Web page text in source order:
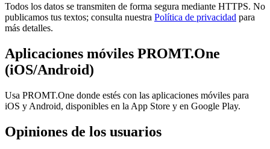
Todos los datos se transmiten de forma segura mediante HTTPS. No
publicamos tus textos; consulta nuestra Política de privacidad para
más detalles.
Aplicaciones móviles PROMT.One
(iOS/Android)
Usa PROMT.One donde estés con las aplicaciones móviles para
iOS y Android, disponibles en la App Store y en Google Play.
Opiniones de los usuarios